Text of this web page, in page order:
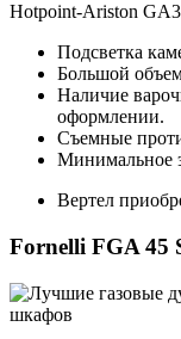
Hotpoint-Ariston
Подсветка
Большой
Наличие
оформлении.
Съемные
Минимальное
Вертел
Fornelli FGA 45